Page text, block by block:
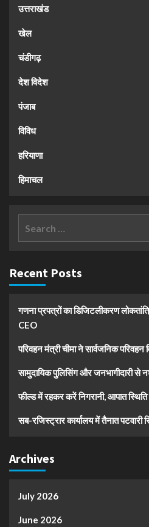
उत्तराखंड
खेल
चंडीगढ़
देश विदेश
पंजाब
विविध
हरियाणा
हिमाचल
Recent Posts
गणना प्रपत्रों का डिजिटलीकरण
CEO
परिवहन मंत्री चीमा ने सार्वजनिक परिवहन
सामुदायिक पुलिसिंग और जनभागीदारी से
फील्ड में रहकर करें निगरानी, आपात स्थिति
सब-रजिस्ट्रार कार्यालय में तैनात पटवारी
Archives
July 2026
June 2026